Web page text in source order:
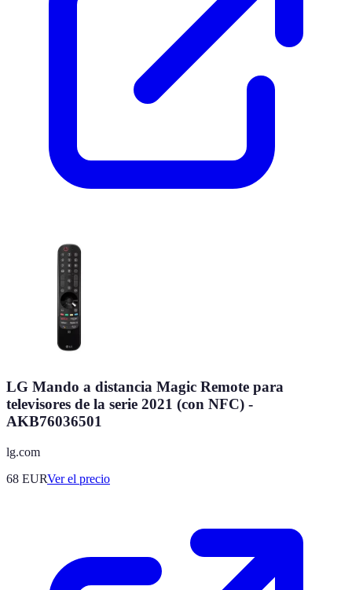
LG Mando a distancia Magic Remote para
televisores de la serie 2021 (con NFC) -
AKB76036501
lg.com
68 EURVer el precio